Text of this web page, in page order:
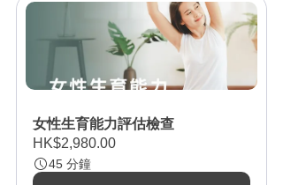
女性生育能力評估檢查
HK$2,980.00
45 分鐘